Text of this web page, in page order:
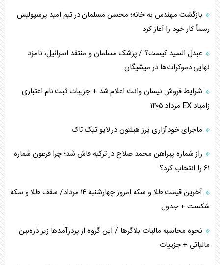
چرا کویت به دنبال شریک امنیتی جدید است؟
اعتراف غرب به قدرت ایران در تثبیت معادلات
خطای راهبردی ترامپ مقابل برزیل
متن و حاشیه سفر نتانیاهو به آمریکا
نقش راهبردی ایران در دیپلماسی غذایی جهان
فضای مجازی، چالش تربیتی خانواده‌ها
پیامدهای خطرناک حمله اوکراین به کشتی ایرانی
بازگشت مهندس به خانه؛ محسن مسلمان در تیم امید پرسپولیس
رسماً کار خود را آغاز کرد
عبدل السید کیست؟ / پزشک مسلمان و منتقد اسرائیل، نامزد
نهایی دموکرات‌ها در میشیگان
شرایط فروش نیسان وانت اعلام شد + جزییات ثبت نام اعتباری
زامیاد EX مرداد ۱۴۰۵
ماجرای خودآزاری پرز هیلتون در لایو تیک تاک
راز شماره پیراهن محمد صلاح در ترکیه فاش شد؛ چرا فرعون شماره
۶۱ را انتخاب کرد؟
آخرین قیمت طلا و سکه امروز چهارشنبه ۱۴ مرداد/ سقف طلا و سکه
شکست + جدول
نحوه محاسبه مالیات بلاگر‌ها / این گروه از پردرآمد‌ها زیر ذره‌بین
مالیاتی + جزییات